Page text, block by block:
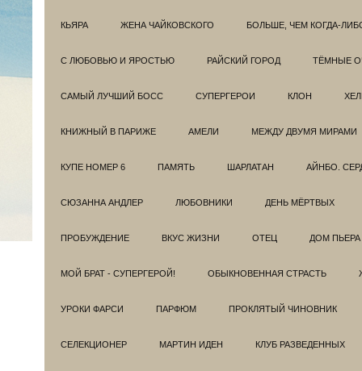
КЬЯРА ЖЕНА ЧАЙКОВСКОГО БОЛЬШЕ, ЧЕМ КОГДА-
С ЛЮБОВЬЮ И ЯРОСТЬЮ РАЙСКИЙ ГОРОД ТЁМНЫЕ
САМЫЙ ЛУЧШИЙ БОСС СУПЕРГЕРОИ КЛОН
КНИЖНЫЙ В ПАРИЖЕ АМЕЛИ МЕЖДУ ДВУМЯ МИРАМИ
КУПЕ НОМЕР 6 ПАМЯТЬ ШАРЛАТАН АЙНБО.
СЮЗАННА АНДЛЕР ЛЮБОВНИКИ ДЕНЬ МЁРТВЫХ
ПРОБУЖДЕНИЕ ВКУС ЖИЗНИ ОТЕЦ ДОМ ПЬЕРА
МОЙ БРАТ - СУПЕРГЕРОЙ! ОБЫКНОВЕННАЯ СТРАСТЬ
УРОКИ ФАРСИ ПАРФЮМ ПРОКЛЯТЫЙ ЧИНОВНИК
СЕЛЕКЦИОНЕР МАРТИН ИДЕН КЛУБ РАЗВЕДEННЫХ